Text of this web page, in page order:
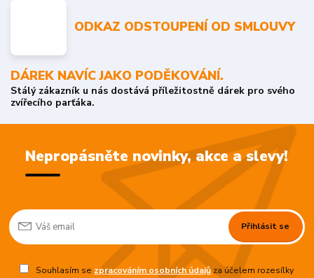
ODKAZ ODSTOUPENÍ OD SMLOUVY
DÁREK NAVÍC JAKO PODĚKOVÁNÍ.
Stálý zákazník u nás dostává příležitostně dárek pro svého
zvířecího parťáka.
Nepropásněte novinky, akce a slevy!
Přihlásit se
Souhlasím se zpracováním osobních údajůza účelem rozesílky